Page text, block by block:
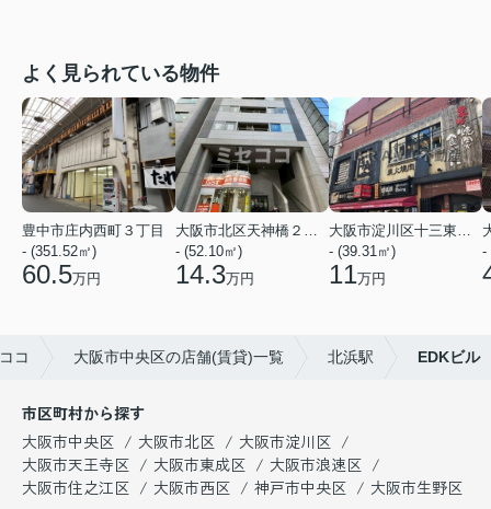
よく見られている物件
豊中市庄内西町３丁目
- (351.52㎡)
60.5万円
大阪市北区天神橋２丁目
- (52.10㎡)
14.3万円
大阪市淀川区十三東２丁目
- (39.31㎡)
11万円
-
コ 大阪市中央区の店舗(賃貸)一覧 北浜駅 EDKビル
市区町村から探す
大阪市中央区
大阪市北区
大阪市淀川区
大阪市天王寺区
大阪市東成区
大阪市浪速区
大阪市住之江区
大阪市西区 神戸市中央区
大阪市生野区